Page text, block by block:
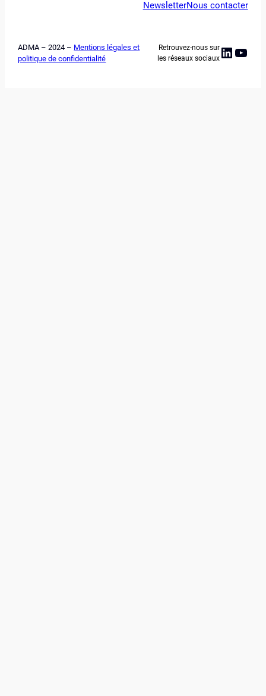
NewsletterNous contacter
ADMA – 2024 – Mentions légales et
politique de confidentialité
Retrouvez-nous sur
les réseaux sociaux